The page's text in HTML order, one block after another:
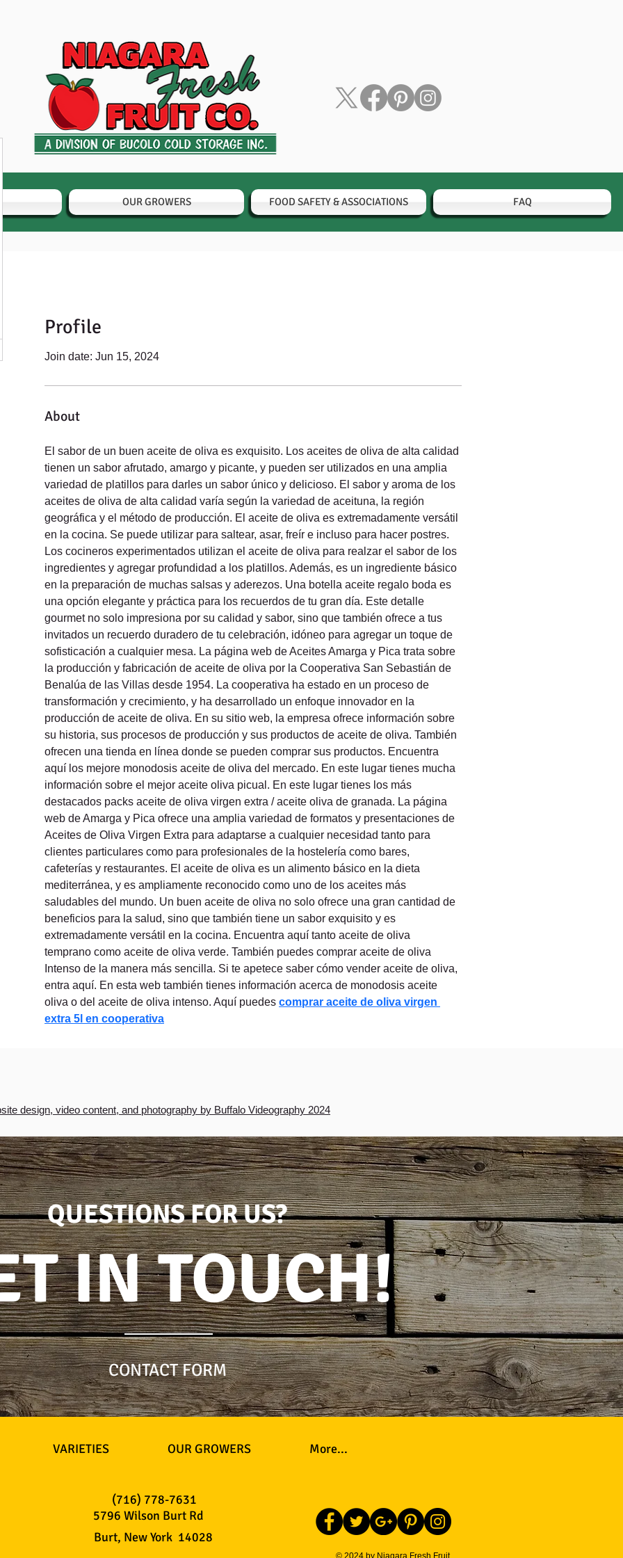
OUR GROWERS FOOD SAFETY & ASSOCIATIONS FAQ
Profile
Join date: Jun 15, 2024
About
El sabor de un buen aceite de oliva es exquisito. Los aceites de oliva de alta calidad
tienen un sabor afrutado, amargo y picante, y pueden ser utilizados en una amplia
variedad de platillos para darles un sabor único y delicioso. El sabor y aroma de los
aceites de oliva de alta calidad varía según la variedad de aceituna, la región
geográfica y el método de producción. El aceite de oliva es extremadamente versátil
en la cocina. Se puede utilizar para saltear, asar, freír e incluso para hacer postres.
Los cocineros experimentados utilizan el aceite de oliva para realzar el sabor de los
ingredientes y agregar profundidad a los platillos. Además, es un ingrediente básico
en la preparación de muchas salsas y aderezos. Una botella aceite regalo boda es
una opción elegante y práctica para los recuerdos de tu gran día. Este detalle
gourmet no solo impresiona por su calidad y sabor, sino que también ofrece a tus
invitados un recuerdo duradero de tu celebración, idóneo para agregar un toque de
sofisticación a cualquier mesa. La página web de Aceites Amarga y Pica trata sobre
la producción y fabricación de aceite de oliva por la Cooperativa San Sebastián de
Benalúa de las Villas desde 1954. La cooperativa ha estado en un proceso de
transformación y crecimiento, y ha desarrollado un enfoque innovador en la
producción de aceite de oliva. En su sitio web, la empresa ofrece información sobre
su historia, sus procesos de producción y sus productos de aceite de oliva. También
ofrecen una tienda en línea donde se pueden comprar sus productos. Encuentra
aquí los mejore monodosis aceite de oliva del mercado. En este lugar tienes mucha
información sobre el mejor aceite oliva picual. En este lugar tienes los más
destacados packs aceite de oliva virgen extra / aceite oliva de granada. La página
web de Amarga y Pica ofrece una amplia variedad de formatos y presentaciones de
Aceites de Oliva Virgen Extra para adaptarse a cualquier necesidad tanto para
clientes particulares como para profesionales de la hostelería como bares,
cafeterías y restaurantes. El aceite de oliva es un alimento básico en la dieta
mediterránea, y es ampliamente reconocido como uno de los aceites más
saludables del mundo. Un buen aceite de oliva no solo ofrece una gran cantidad de
beneficios para la salud, sino que también tiene un sabor exquisito y es
extremadamente versátil en la cocina. Encuentra aquí tanto aceite de oliva
temprano como aceite de oliva verde. También puedes comprar aceite de oliva
Intenso de la manera más sencilla. Si te apetece saber cómo vender aceite de oliva,
entra aquí. En esta web también tienes información acerca de monodosis aceite
oliva o del aceite de oliva intenso. Aquí puedes comprar aceite de oliva virgen
extra 5l en cooperativa
design, video content, and photography by Buffalo Videography 2024
QUESTIONS FOR US?
IN TOUCH!
CONTACT FORM
VARIETIES OUR GROWERS More...
(716) 778-7631
5796 Wilson Burt Rd
Burt, New York 14028
© 2024 by Niagara Fresh Fruit,